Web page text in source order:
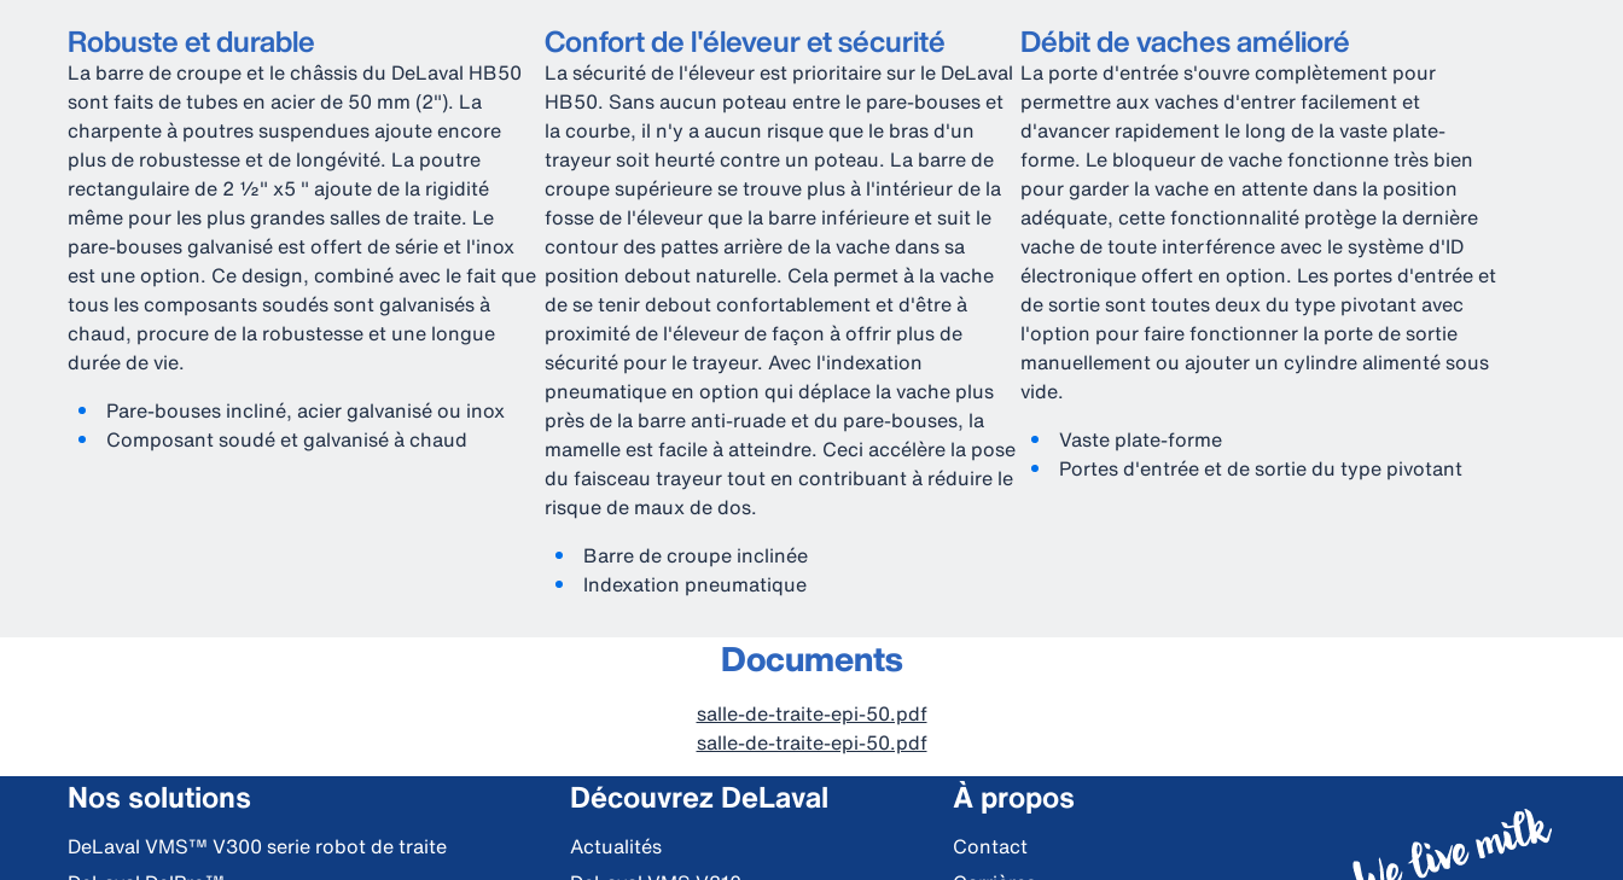
Robuste et durable
La barre de croupe et le châssis du DeLaval HB50
sont faits de tubes en acier de 50 mm (2"). La
charpente à poutres suspendues ajoute encore
plus de robustesse et de longévité. La poutre
rectangulaire de 2 ½" x5 " ajoute de la rigidité
même pour les plus grandes salles de traite. Le
pare-bouses galvanisé est offert de série et l'inox
est une option. Ce design, combiné avec le fait que
tous les composants soudés sont galvanisés à
chaud, procure de la robustesse et une longue
durée de vie.
Pare-bouses incliné, acier galvanisé ou inox
Composant soudé et galvanisé à chaud
Confort de l'éleveur et sécurité
La sécurité de l'éleveur est prioritaire sur le DeLaval
HB50. Sans aucun poteau entre le pare-bouses et
la courbe, il n'y a aucun risque que le bras d'un
trayeur soit heurté contre un poteau. La barre de
croupe supérieure se trouve plus à l'intérieur de la
fosse de l'éleveur que la barre inférieure et suit le
contour des pattes arrière de la vache dans sa
position debout naturelle. Cela permet à la vache
de se tenir debout confortablement et d'être à
proximité de l'éleveur de façon à offrir plus de
sécurité pour le trayeur. Avec l'indexation
pneumatique en option qui déplace la vache plus
près de la barre anti-ruade et du pare-bouses, la
mamelle est facile à atteindre. Ceci accélère la pose
du faisceau trayeur tout en contribuant à réduire le
risque de maux de dos.
Barre de croupe inclinée
Indexation pneumatique
Débit de vaches amélioré
La porte d'entrée s'ouvre complètement pour
permettre aux vaches d'entrer facilement et
d'avancer rapidement le long de la vaste plate-
forme. Le bloqueur de vache fonctionne très bien
pour garder la vache en attente dans la position
adéquate, cette fonctionnalité protège la dernière
vache de toute interférence avec le système d'ID
électronique offert en option. Les portes d'entrée et
de sortie sont toutes deux du type pivotant avec
l'option pour faire fonctionner la porte de sortie
manuellement ou ajouter un cylindre alimenté sous
vide.
Vaste plate-forme
Portes d'entrée et de sortie du type pivotant
Documents
salle-de-traite-epi-50.pdf
salle-de-traite-epi-50.pdf
Nos solutions
DeLaval VMS™ V300 serie robot de traite
Découvrez DeLaval
Actualités
À propos
Contact